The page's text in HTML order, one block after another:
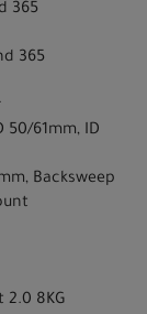
365
365
50/61mm, ID
Backsweep
2.0 8KG